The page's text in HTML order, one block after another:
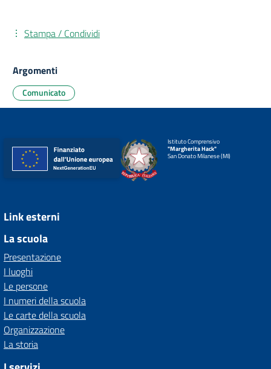
Stampa / Condividi
Argomenti
Comunicato
Istituto Comprensivo
"Margherita Hack"
San Donato Milanese (MI)
Link esterni
La scuola
Presentazione
I luoghi
Le persone
I numeri della scuola
Le carte della scuola
Organizzazione
La storia